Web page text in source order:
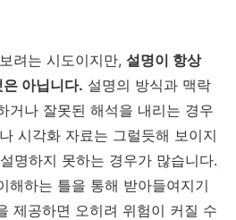
려는 시도이지만, 설명이 항상
아닙니다. 설명의 방식과 맥락
거나 잘못된 해석을 내리는 경우
시각화 자료는 그럴듯해 보이지
명하지 못하는 경우가 많습니다.
해하는 틀을 통해 받아들여지기
제공하면 오히려 위험이 커질 수